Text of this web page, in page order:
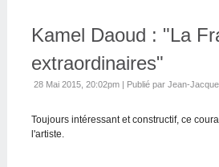
Kamel Daoud : "La
extraordinaires"
28 Mai 2015, 20:02pm | Publié par Jean-
Toujours intéressant et constructif, ce
l'artiste.